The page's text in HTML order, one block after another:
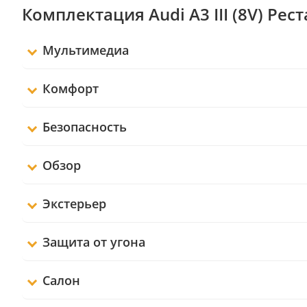
Комплектация Audi A3 III (8V)
Мультимедиа
Комфорт
Безопасность
Обзор
Экстерьер
Защита от угона
Салон